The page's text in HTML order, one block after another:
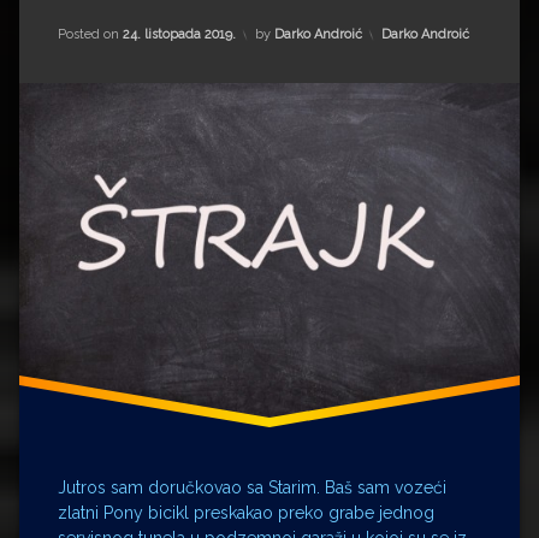
NoviPosted on 24. listopada 2019.
Updated on 11. rujna 2022.
by Darko Androić Kategorije:
Darko Androić
Jutros sam doručkovao sa Starim. Baš sam vozeći
zlatni Pony bicikl preskakao preko grabe jednog
Milović
Dom
Milivoj
Sally
Field